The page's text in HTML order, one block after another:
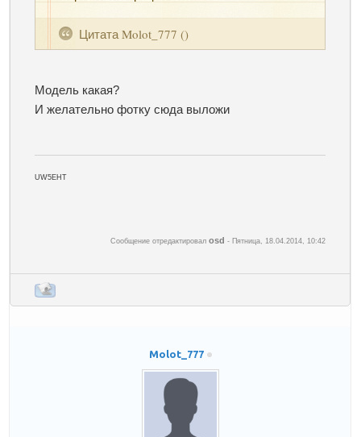
Цитата Molot_777 ()
Модель какая?
И желательно фотку сюда выложи
UW5EHT
Сообщение отредактировалosd - Пятница, 18.04.2014, 10:42
Molot_777